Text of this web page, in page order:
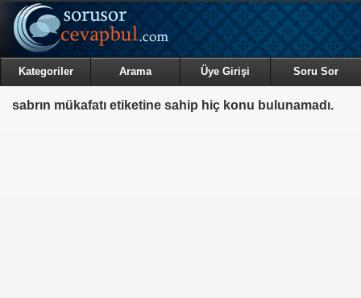
Kategoriler Arama Üye Girişi Soru Sor
sabrın mükafatı etiketine sahip hiç konu bulunamadı.